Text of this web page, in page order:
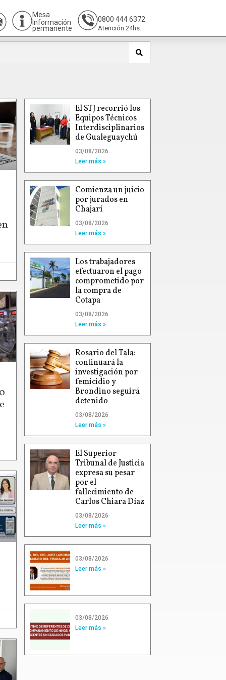
Mesa
Información
permanente
0800 444 6372
Atención 24hs.
El STJ recorrió los
Equipos Técnicos
Interdisciplinarios
de Gualeguaychú
03/08/2026
Leer más »
Comienza un juicio
por jurados en
Chajarí
03/08/2026
Leer más »
Los trabajadores
efectuaron el pago
comprometido por
la compra de
Cotapa
03/08/2026
Leer más »
Rosario del Tala:
continuará la
investigación por
femicidio y
Brondino seguirá
detenido
03/08/2026
Leer más »
El Superior
Tribunal de Justicia
expresa su pesar
por el
fallecimiento de
Carlos Chiara Díaz
03/08/2026
Leer más »
03/08/2026
Leer más »
03/08/2026
Leer más »